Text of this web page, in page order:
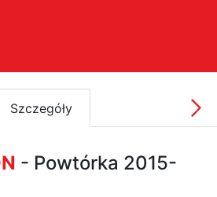
Szczegóły
- Powtórka 2015-